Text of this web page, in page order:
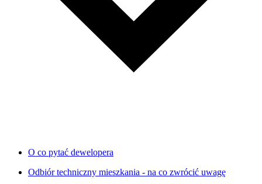
O co pytać dewelopera
Odbiór techniczny mieszkania - na co zwrócić uwagę